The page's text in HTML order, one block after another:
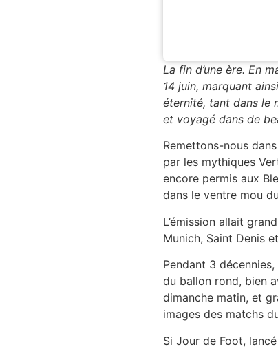
La fin d’une ère. En
14 juin, marquant
éternité, tant dans le
et voyagé dans de
Remettons-nous
par les mythiques
encore permis aux
dans le ventre mou
L’émission allait
Munich, Saint Denis
Pendant 3
du ballon rond, bien
dimanche matin, et
images des matchs
Si Jour de Foot,